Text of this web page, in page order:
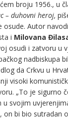
broju 1956., u
– duhovni heroj,
osude. Autor
i Milovana
osudi i zatvoru u
nadbiskupa
da Crkvu u
visoki
„To je sigurno
u svojim
on bi bio sutradan